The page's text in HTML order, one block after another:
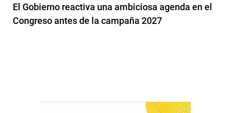
El Gobierno reactiva una ambiciosa agenda en el
Congreso antes de la campaña 2027